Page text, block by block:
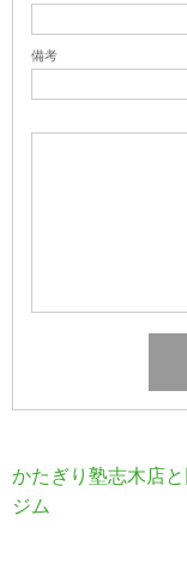
備考
かたぎり塾志木店
ジム